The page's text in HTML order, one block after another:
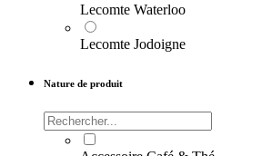
Lecomte Waterloo
Lecomte Jodoigne
Nature de produit